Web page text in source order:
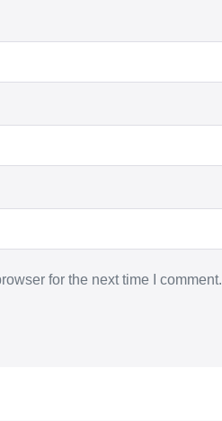
for the next time I comment.